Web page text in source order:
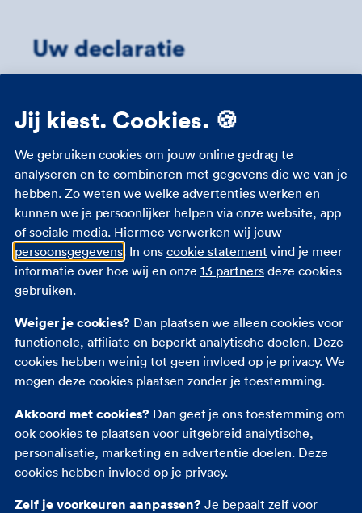
Uw declaratie
Spanje Turkije Frankrijk Anders
Bent u in het ziekenhuis geweest?
Ja Nee
Volgende
Jij kiest. Cookies. 🍪
We gebruiken cookies om jouw online gedrag te
analyseren en te combineren met gegevens die we van je
hebben. Zo weten we welke advertenties werken en
kunnen we je persoonlijker helpen via onze website, app
of sociale media. Hiermee verwerken wij jouw
persoonsgegevens. In ons cookie statement vind je meer
informatie over hoe wij en onze 13 partnersdeze cookies
gebruiken.
Weiger je cookies? Dan plaatsen we alleen cookies voor
functionele, affiliate en beperkt analytische doelen. Deze
cookies hebben weinig tot geen invloed op je privacy. We
mogen deze cookies plaatsen zonder je toestemming.
Akkoord met cookies? Dan geef je ons toestemming om
ook cookies te plaatsen voor uitgebreid analytische,
personalisatie, marketing en advertentie doelen. Deze
cookies hebben invloed op je privacy.
Zelf je voorkeuren aanpassen? Je bepaalt zelf voor